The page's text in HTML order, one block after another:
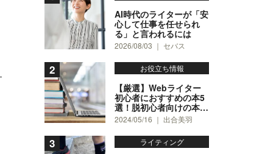
AI時代のライターが「安
心して仕事を任せられ
る」と言われるには
2026/08/03 ｜ セバス
お役立ち情報
【厳選】Webライター
初心者におすすめの本5
選！脱初心者向けの本も
4冊紹介
2024/05/16 ｜ 出合美羽
ライティング